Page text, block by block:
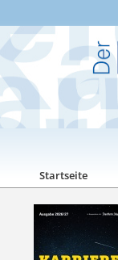
Startseite